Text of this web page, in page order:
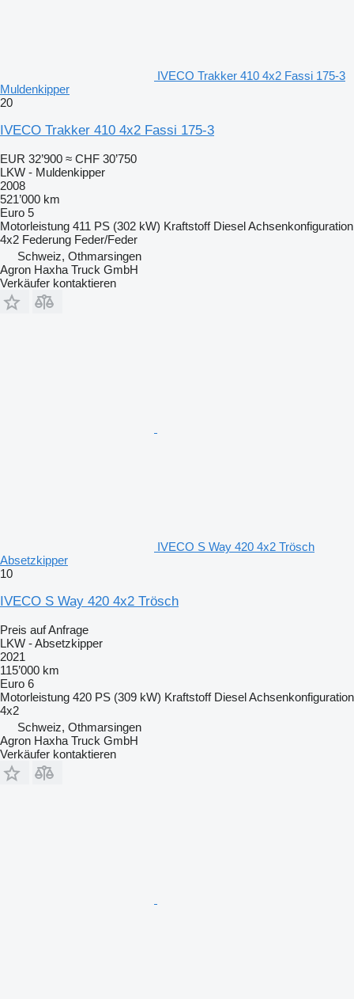
IVECO Trakker 410 4x2 Fassi 175-3
Muldenkipper
20
IVECO Trakker 410 4x2 Fassi 175-3
EUR 32’900 ≈ CHF 30’750
LKW - Muldenkipper
2008
521’000 km
Euro 5
Motorleistung 411 PS (302 kW) Kraftstoff DieselAchsenkonfiguration
4x2 Federung Feder/Feder
Schweiz, Othmarsingen
Agron Haxha Truck GmbH
Verkäufer kontaktieren
IVECO S Way 420 4x2 Trösch
Absetzkipper
10
IVECO S Way 420 4x2 Trösch
Preis auf Anfrage
LKW - Absetzkipper
2021
115’000 km
Euro 6
Motorleistung 420 PS (309 kW) Kraftstoff DieselAchsenkonfiguration
4x2
Schweiz, Othmarsingen
Agron Haxha Truck GmbH
Verkäufer kontaktieren